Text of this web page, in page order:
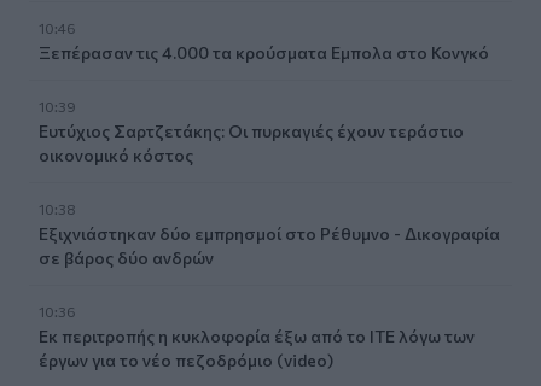
10:46
Ξεπέρασαν τις 4.000 τα κρούσματα Εμπολα στο Κονγκό
10:39
Ευτύχιος Σαρτζετάκης: Οι πυρκαγιές έχουν τεράστιο
οικονομικό κόστος
10:38
Εξιχνιάστηκαν δύο εμπρησμοί στο Ρέθυμνο - Δικογραφία
σε βάρος δύο ανδρών
10:36
Εκ περιτροπής η κυκλοφορία έξω από το ΙΤΕ λόγω των
έργων για το νέο πεζοδρόμιο (video)